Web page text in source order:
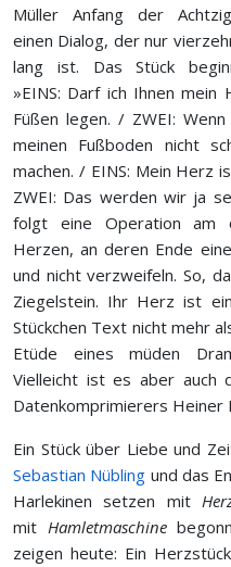
Müller Anfang der
einen Dialog, der nur
lang ist. Das Stück
»EINS: Darf ich Ihnen mein
Füßen legen. / ZWEI:
meinen Fußboden nicht
machen. / EINS: Mein Herz
ZWEI: Das werden wir ja
folgt eine Operation am
Herzen, an deren Ende
und nicht verzweifeln. So,
Ziegelstein. Ihr Herz ist
Stückchen Text nicht mehr
Etüde eines müden
Vielleicht ist es aber auch
Datenkomprimierers Heiner
Ein Stück über Liebe und
Sebastian Nübling und das
Harlekinen setzen mit
mit Hamletmaschine
zeigen heute: Ein